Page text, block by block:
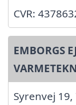
CVR:
EMBORGS
Syrenvej 19,